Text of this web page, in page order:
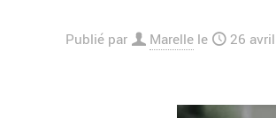
Publié par Marelle le 26